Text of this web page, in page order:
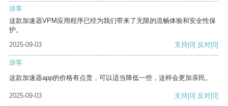
游客
这款加速器VPM应用程序已经为我们带来了无限的流畅体验和安全性保
护。
2025-09-03
支持[0] 反对[0]
游客
这款加速器app的价格有点贵，可以适当降低一些，这样会更加亲民。
2025-09-03 支持[0] 反对[0]